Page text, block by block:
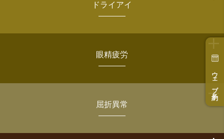
ウェブ予約
ドライアイ
眼精疲労
屈折異常